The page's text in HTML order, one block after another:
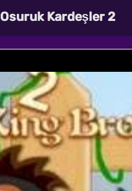
Osuruk Kardeşler 2